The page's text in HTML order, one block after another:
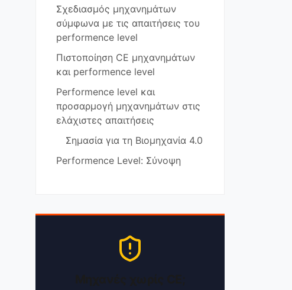
Σχεδιασμός μηχανημάτων
σύμφωνα με τις απαιτήσεις του
performence level
Πιστοποίηση CE μηχανημάτων
και performence level
Performence level και
προσαρμογή μηχανημάτων στις
ελάχιστες απαιτήσεις
Σημασία για τη Βιομηχανία 4.0
Performence Level: Σύνοψη